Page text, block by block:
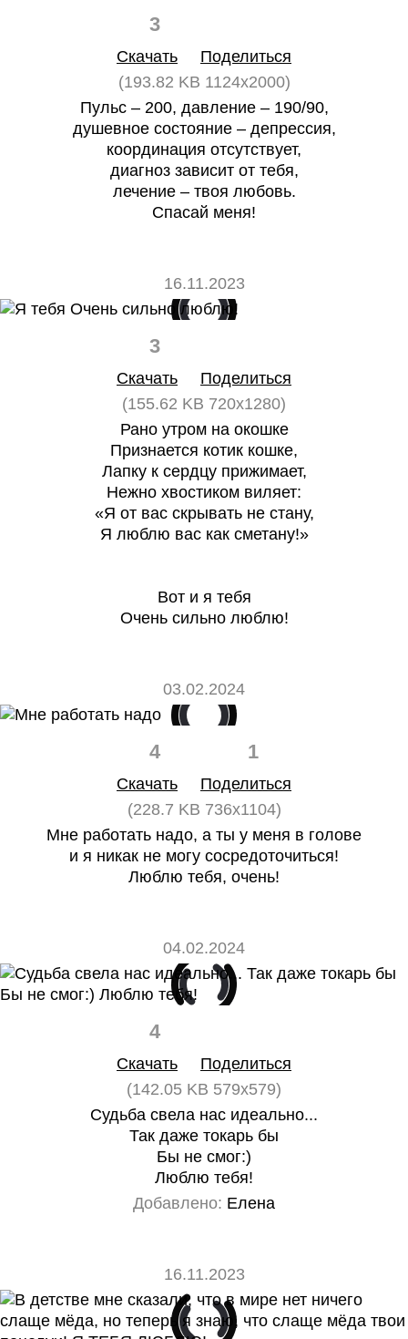
3
Скачать
Поделиться
(193.82 KB 1124x2000)
Пульс – 200, давление – 190/90,
душевное состояние – депрессия,
координация отсутствует,
диагноз зависит от тебя,
лечение – твоя любовь.
Спасай меня!
16.11.2023
3
Скачать
Поделиться
(155.62 KB 720x1280)
Рано утром на окошке
Признается котик кошке,
Лапку к сердцу прижимает,
Нежно хвостиком виляет:
«Я от вас скрывать не стану,
Я люблю вас как сметану!»
Вот и я тебя
Очень сильно люблю!
03.02.2024
4 1
Скачать
Поделиться
(228.7 KB 736x1104)
Мне работать надо, а ты у меня в голове
и я никак не могу сосредоточиться!
Люблю тебя, очень!
04.02.2024
4
Скачать
Поделиться
(142.05 KB 579x579)
Судьба свела нас идеально...
Так даже токарь бы
Бы не смог:)
Люблю тебя!
Добавлено: Елена
16.11.2023